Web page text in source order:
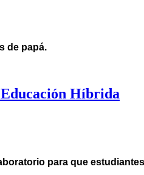
de papá.
Híbrida
para que